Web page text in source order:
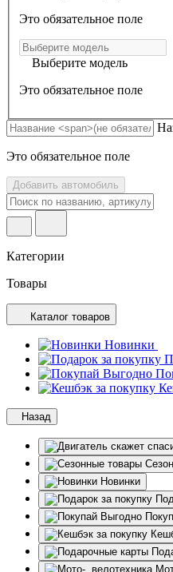
Это обязательное поле
Выберите модель
Это обязательное поле
Это обязательное поле
Добавить автомобиль
Категории
Товары
Каталог товаров
Новинки
Назад
Новинки